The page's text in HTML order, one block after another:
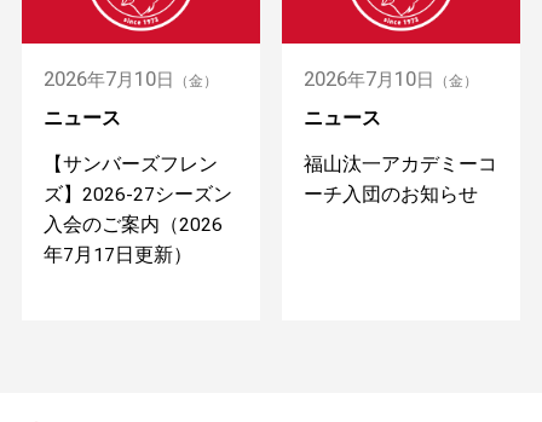
2026年7月 10日 （金）
ニュース
【サンバーズフレン
ズ】2026-27シーズン
入会のご案内（2026
年7月17日更新）
2026年7月 10日 （金）
ニュース
福山汰一アカデミーコ
ーチ入団のお知らせ